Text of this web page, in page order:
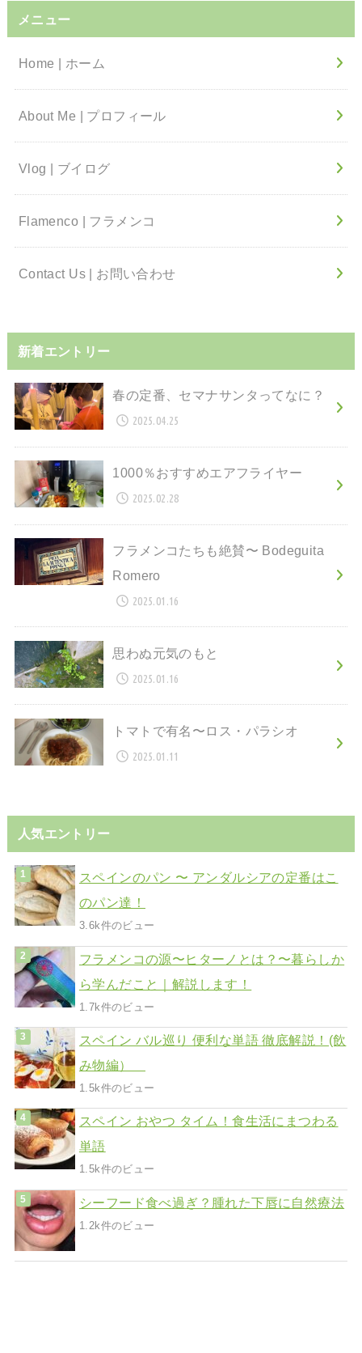
メニュー
Home | ホーム
About Me | プロフィール
Vlog | ブイログ
Flamenco | フラメンコ
Contact Us | お問い合わせ
新着エントリー
春の定番、セマナサンタってなに？
2025.04.25
1000％おすすめエアフライヤー
2025.02.28
フラメンコたちも絶賛〜 Bodeguita
Romero
2025.01.16
思わぬ元気のもと
2025.01.16
トマトで有名〜ロス・パラシオ
2025.01.11
人気エントリー
スペインのパン 〜 アンダルシアの定番はこ
のパン達！
3.6k件のビュー
フラメンコの源〜ヒターノとは？〜暮らしか
ら学んだこと｜解説します！
1.7k件のビュー
スペイン バル巡り 便利な単語 徹底解説！(飲
み物編）
1.5k件のビュー
スペイン おやつ タイム！食生活にまつわる
単語
1.5k件のビュー
シーフード食べ過ぎ？腫れた下唇に自然療法
1.2k件のビュー